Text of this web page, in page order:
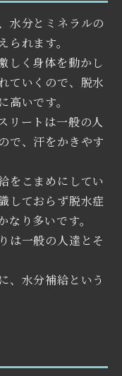
水分とミネラルの
れます。
しく身体を動かし
ていくので、脱水
いです。
リートは一般の人
で、汗をかきやす
をこまめにしてい
しておらず脱水症
り多いです。
は一般の人達とそ
、水分補給という